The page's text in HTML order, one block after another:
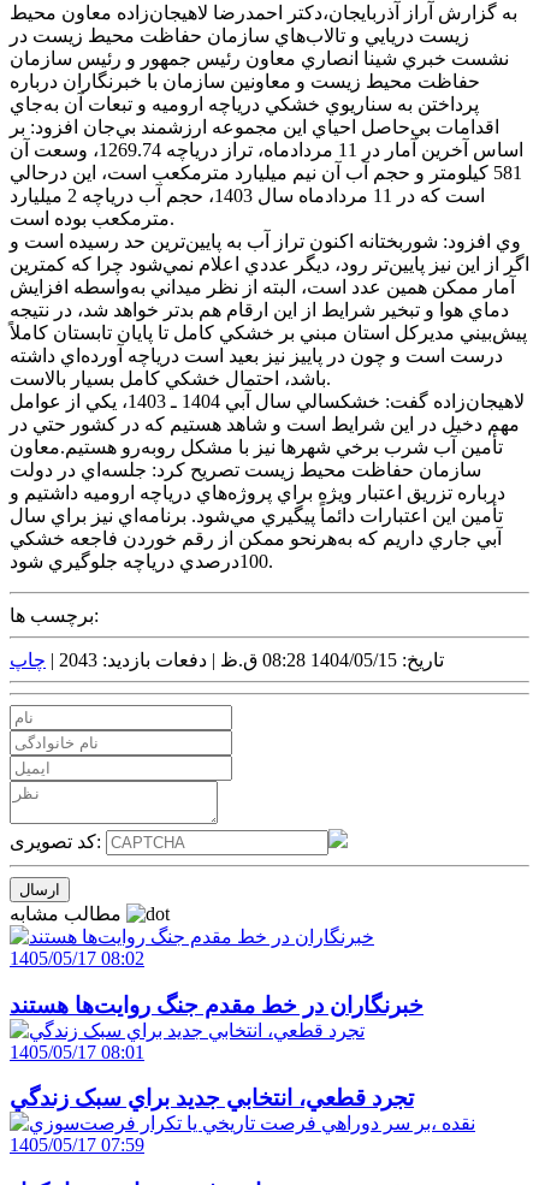
به گزارش آراز آذربايجان،دکتر احمدرضا لاهيجان‌زاده معاون محيط
زيست دريايي و تالاب‌هاي سازمان حفاظت محيط زيست در
نشست خبري شينا انصاري معاون رئيس جمهور و رئيس سازمان
حفاظت محيط زيست و معاونين سازمان با خبرنگاران درباره
پرداختن به سناريوي خشکي درياچه اروميه و تبعات آن به‌جاي
اقدامات بي‌حاصل احياي اين مجموعه ارزشمند بي‌جان افزود: بر
اساس آخرين آمار در 11 مردادماه، تراز درياچه 1269.74، وسعت آن
581 کيلومتر و حجم آب آن نيم ميليارد مترمکعب است، اين درحالي
است که در 11 مردادماه سال 1403، حجم آب درياچه 2 ميليارد
مترمکعب بوده است.
وي افزود: شوربختانه اکنون تراز آب به پايين‌ترين حد رسيده است و
اگر از اين نيز پايين‌تر رود، ديگر عددي اعلام نمي‌شود چرا که کمترين
آمار ممکن همين عدد است، البته از نظر ميداني به‌واسطه افزايش
دماي هوا و تبخير شرايط از اين ارقام هم بدتر خواهد شد، در نتيجه
پيش‌بيني مديرکل استان مبني بر خشکي کامل تا پايان تابستان کاملاً
درست است و چون در پاييز نيز بعيد است درياچه آورده‌اي داشته
باشد، احتمال خشکي کامل بسيار بالاست.
لاهيجان‌زاده گفت: خشکسالي سال آبي 1404 ـ 1403، يکي از عوامل
مهم دخيل در اين شرايط است و شاهد هستيم که در کشور حتي در
تأمين آب شرب برخي شهرها نيز با مشکل روبه‌رو هستيم.معاون
سازمان حفاظت محيط زيست تصريح کرد: جلسه‌اي در دولت
درباره تزريق اعتبار ويژه براي پروژه‌هاي درياچه اروميه داشتيم و
تأمين اين اعتبارات دائماً پيگيري مي‌شود. برنامه‌اي نيز براي سال
آبي جاري داريم که به‌هرنحو ممکن از رقم خوردن فاجعه خشکي
100درصدي درياچه جلوگيري شود.
برچسب ها:
تاریخ: 1404/05/15 08:28 ق.ظ | دفعات بازدید: 2043 | چاپ
کد تصویری:
1405/05/17 08:02
خبرنگاران در خط مقدم جنگ روايت‌ها هستند
1405/05/17 08:01
تجرد قطعي، انتخابي جديد براي سبک زندگي
1405/05/17 07:59